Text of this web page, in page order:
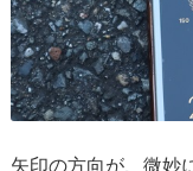
矢印の方向が、微妙